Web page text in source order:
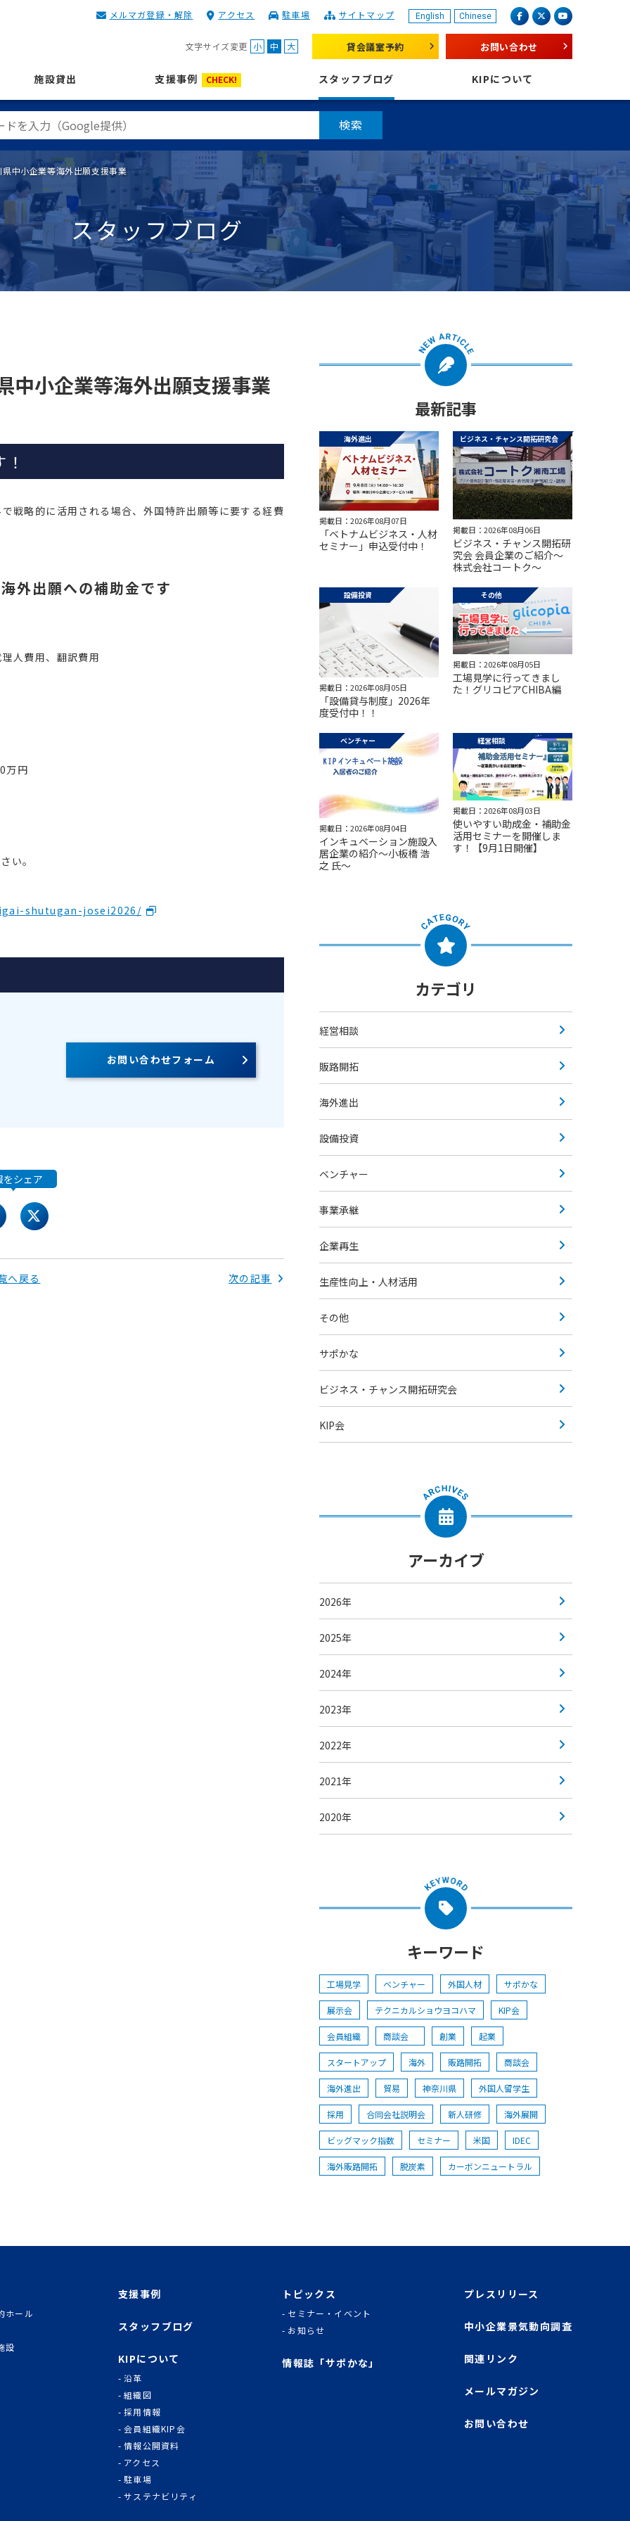
KIP | 公益財団法人 神奈川産業振興センター English Chinese facebookX（旧 twitter）
youtube
メルマガ登録・解除 アクセス 駐車場 サイトマップ
文字サイズ変更 小 中 大 貸会議室予約 お問い合わせ
施設貸出 支援事例 CHECK! スタッフブログ KIPについて
検索
県中小企業等海外出願支援事業
スタッフブログ
中小企業等海外出願支援事業
戦略的に活用される場合、外国特許出願等に要する経費
外出願への補助金です
人費用、翻訳費用
万円
い。
shutugan-josei2026/
お問い合わせフォーム
をシェア
twitter
へ戻る 次の記事
最新記事
海外進出
掲載日：2026年08月07日
「ベトナムビジネス・人材
セミナー」申込受付中！
ビジネス・チャンス開拓研究会
掲載日：2026年08月06日
ビジネス・チャンス開拓研
究会 会員企業のご紹介～
株式会社コートク～
設備投資
掲載日：2026年08月05日
「設備貸与制度」2026年
度受付中！！
その他
掲載日：2026年08月05日
工場見学に行ってきまし
た！グリコピアCHIBA編
ベンチャー
掲載日：2026年08月04日
インキュベーション施設入
居企業の紹介～小板橋 浩
之 氏～
経営相談
掲載日：2026年08月03日
使いやすい助成金・補助金
活用セミナーを開催しま
す！【9月1日開催】
カテゴリ
経営相談
販路開拓
海外進出
設備投資
ベンチャー
事業承継
企業再生
生産性向上・人材活用
その他
サポかな
ビジネス・チャンス開拓研究会
KIP会
アーカイブ
2026年
2025年
2024年
2023年
2022年
2021年
2020年
キーワード
工場見学 ベンチャー 外国人材 サポかな
展示会 テクニカルショウヨコハマ KIP会
会員組織 商談会 創業 起業
スタートアップ 海外 販路開拓 商談会
海外進出 貿易 神奈川県 外国人留学生
採用 合同会社説明会 新人研修 海外展開
ビッグマック指数 セミナー 米国 IDEC
海外販路開拓 脱炭素 カーボンニュートラル
ホール
設
支援事例
スタッフブログ
KIPについて
沿革
組織図
採用情報
会員組織KIP会
情報公開資料
アクセス
駐車場
サステナビリティ
トピックス
セミナー・イベント
お知らせ
情報誌「サポかな」
プレスリリース
中小企業景気動向調査
関連リンク
メールマガジン
お問い合わせ